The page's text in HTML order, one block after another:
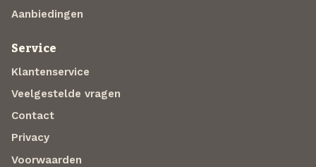
Aanbiedingen
Service
Klantenservice
Veelgestelde vragen
Contact
Privacy
Voorwaarden